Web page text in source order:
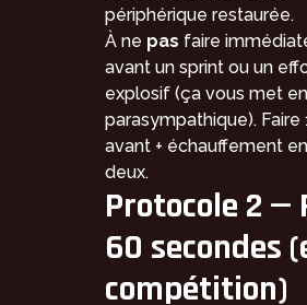
périphérique restaurée.
À ne pas faire
avant un sprint ou un
explosif (ça vous met en
parasympathique). Faire
avant + échauffement
deux.
Protocole 2 —
60 secondes
compétition)